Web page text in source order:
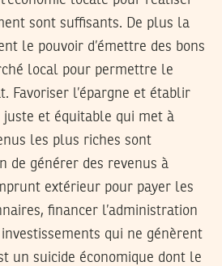
sont suffisants. De plus la
le pouvoir d’émettre des bons
local pour permettre le
Favoriser l’épargne et établir
et équitable qui met à
les plus riches sont
de générer des revenus à
extérieur pour payer les
financer l’administration
qui ne génèrent
un suicide économique dont le